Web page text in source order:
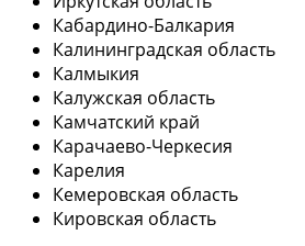
Кабардино-Балкария
Калининградская область
Калмыкия
Калужская область
Камчатский край
Карачаево-Черкесия
Карелия
Кемеровская область
Кировская область